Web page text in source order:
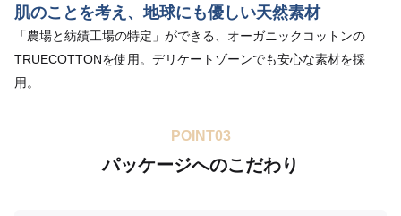
肌のことを考え、地球にも優しい天然素材
「農場と紡績工場の特定」ができる、オーガニックコットンの
TRUECOTTONを使用。デリケートゾーンでも安心な素材を採
用。
POINT03
パッケージへのこだわり